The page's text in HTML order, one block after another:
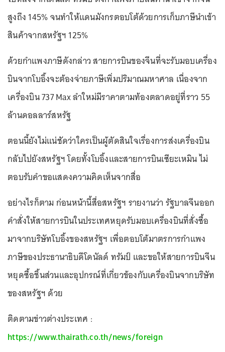
สูงถึง 145% จนทำให้แดนมังกรตอบโต้ด้วยการเก็บภาษีนำเข้า
สินค้าจากสหรัฐฯ 125%
ด้วยกำแพงภาษีดังกล่าว สายการบินของจีนที่จะรับมอบเครื่อง
บินจากโบอิ้งจะต้องจ่ายภาษีเพิ่มปริมาณมหาศาล เนื่องจาก
เครื่องบิน 737 Max ลำใหม่มีราคาตามท้องตลาดอยู่ที่ราว 55
ล้านดอลลาร์สหรัฐ
ตอนนี้ยังไม่แน่ชัดว่าใครเป็นผู้ตัดสินใจเรื่องการส่งเครื่องบิน
กลับไปยังสหรัฐฯ โดยทั้งโบอิ้งและสายการบินเซียะเหมิน ไม่
ตอบรับคำขอแสดงความคิดเห็นจากสื่อ
อย่างไรก็ตาม ก่อนหน้านี้สื่อสหรัฐฯ รายงานว่า รัฐบาลจีนออก
คำสั่งให้สายการบินในประเทศหยุดรับมอบเครื่องบินที่สั่งซื้อ
มาจากบริษัทโบอิ้งของสหรัฐฯ เพื่อตอบโต้มาตรการกำแพง
ภาษีของประธานาธิบดีโดนัลด์ ทรัมป์ และขอให้สายการบินจีน
หยุดซื้อชิ้นส่วนและอุปกรณ์ที่เกี่ยวข้องกับเครื่องบินจากบริษัท
ของสหรัฐฯ ด้วย
ติดตามข่าวต่างประเทศ :
https://www.thairath.co.th/news/foreign